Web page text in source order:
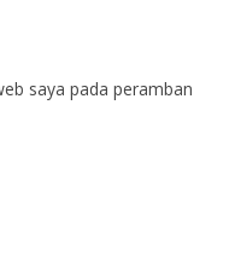
saya pada peramban